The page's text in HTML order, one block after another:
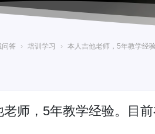
问答 › 培训学习 › 本人吉他老师，5年教学经
老师，5年教学经验。目